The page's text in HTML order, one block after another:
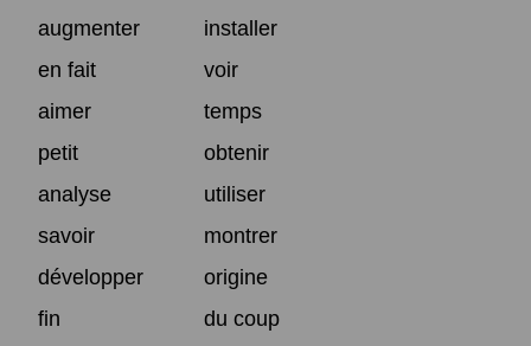
augmenter
installer
en fait
voir
aimer
temps
petit
obtenir
analyse
utiliser
savoir
montrer
développer
origine
fin
du coup